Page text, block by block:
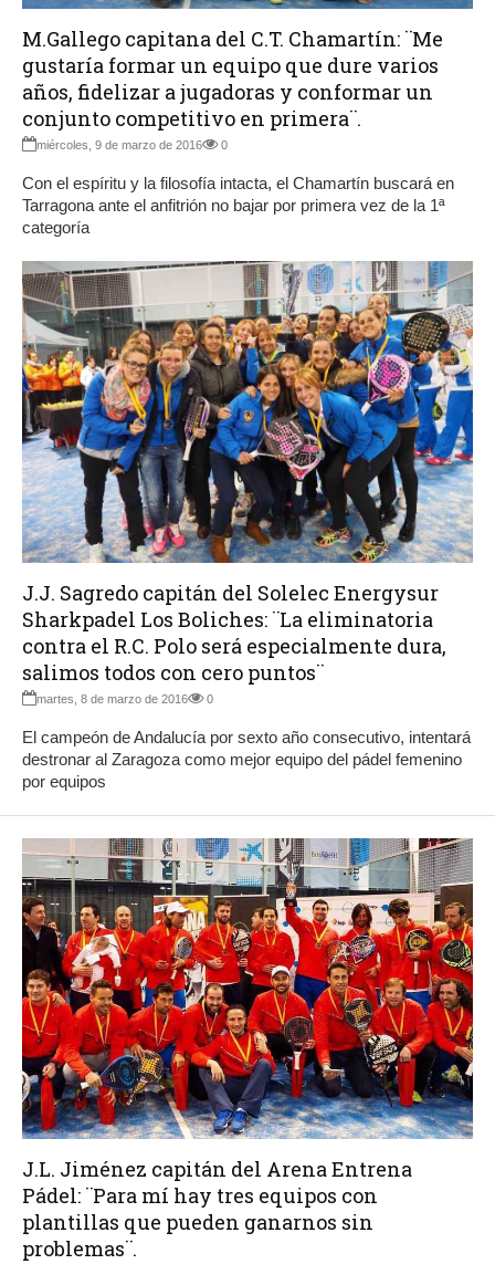
M.Gallego capitana del C.T. Chamartín: ¨Me
gustaría formar un equipo que dure varios
años, fidelizar a jugadoras y conformar un
conjunto competitivo en primera¨.
miércoles, 9 de marzo de 2016 0
Con el espíritu y la filosofía intacta, el Chamartín buscará en
Tarragona ante el anfitrión no bajar por primera vez de la 1ª
categoría
J.J. Sagredo capitán del Solelec Energysur
Sharkpadel Los Boliches: ¨La eliminatoria
contra el R.C. Polo será especialmente dura,
salimos todos con cero puntos¨
martes, 8 de marzo de 2016 0
El campeón de Andalucía por sexto año consecutivo, intentará
destronar al Zaragoza como mejor equipo del pádel femenino
por equipos
J.L. Jiménez capitán del Arena Entrena
Pádel: ¨Para mí hay tres equipos con
plantillas que pueden ganarnos sin
problemas¨.